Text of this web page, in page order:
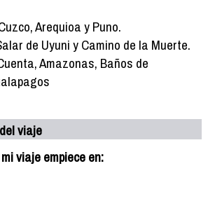
Arequioa y Puno.
de Uyuni y Camino de la Muerte.
Amazonas, Baños de
viaje
viaje empiece en: